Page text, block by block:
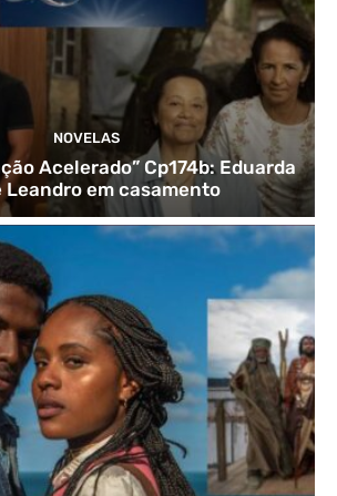
NOVELAS
Acelerado” Cp174b: Eduarda
Leandro em casamento